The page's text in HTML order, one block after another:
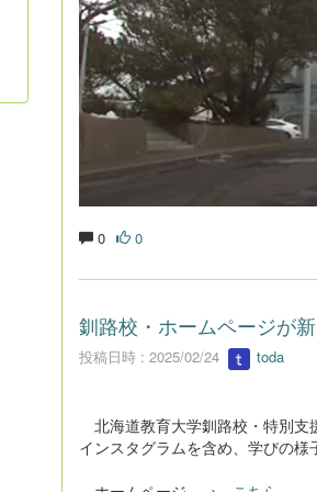
0 0
釧路校・ホームページが
投稿日時 : 2025/02/24 toda
北海道教育大学釧路校・特別支
インスタグラムを含め、学びの様